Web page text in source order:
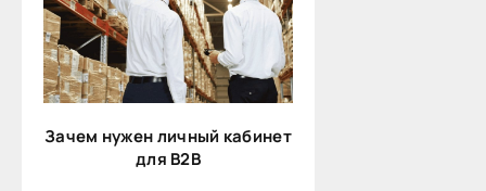
Зачем нужен личный кабинет
для B2B